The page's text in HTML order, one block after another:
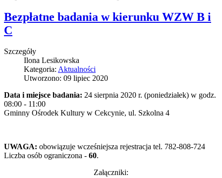
Bezpłatne badania w kierunku WZW B i
C
Szczegóły
Ilona Lesikowska
Kategoria: Aktualności
Utworzono: 09 lipiec 2020
Data i miejsce badania: 24 sierpnia 2020 r. (poniedziałek) w godz.
08:00 - 11:00
Gminny Ośrodek Kultury w Cekcynie, ul. Szkolna 4
UWAGA: obowiązuje wcześniejsza rejestracja tel. 782-808-724
Liczba osób ograniczona - 60.
Załączniki: